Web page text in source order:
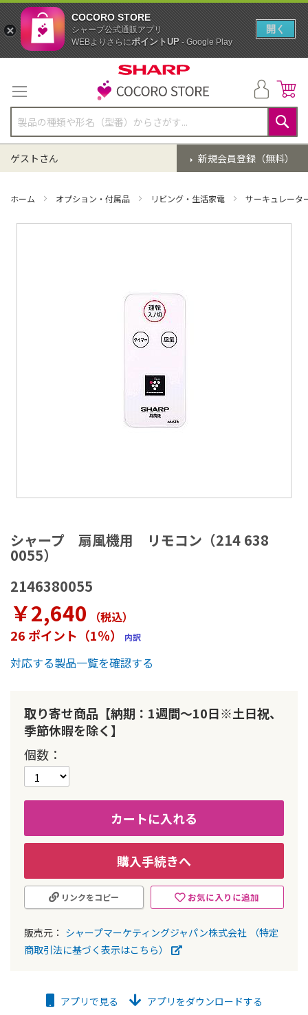
テ
ン
ツ
に
ス
キ
ッ
検
索
新規会員登録（無料）
ゲストさん
ホーム オプション・付属品 リビング・生活家電 サーキュレータ
シャープ 扇風機用 リモコン（214 638
0055）
2146380055
￥2,640 （税込）
26 ポイント（1％） 内訳
対応する製品一覧を確認する
取り寄せ商品【納期：1週間～10日※土日祝、
季節休暇を除く】
個数
カートに入れる
購入手続きへ
お気に入りに追加
リンクをコピー
販売元： シャープマーケティングジャパン株式会社
（特定
商取引法に基づく表示はこちら）
メ
ー
ジ
ャ
リ
ー
の
最
初
動
す
る
アプリで見る アプリをダウンロードする
COCORO STORE
シャープ公式通販アプリ
WEBよりさらにポイントUP- Google Play
開く